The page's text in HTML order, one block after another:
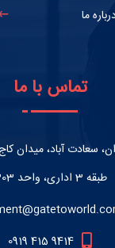
ما
تماس با ما
سعادت آباد، میدان
طبقه 3 اداری، واحد 303
0919 415 9414